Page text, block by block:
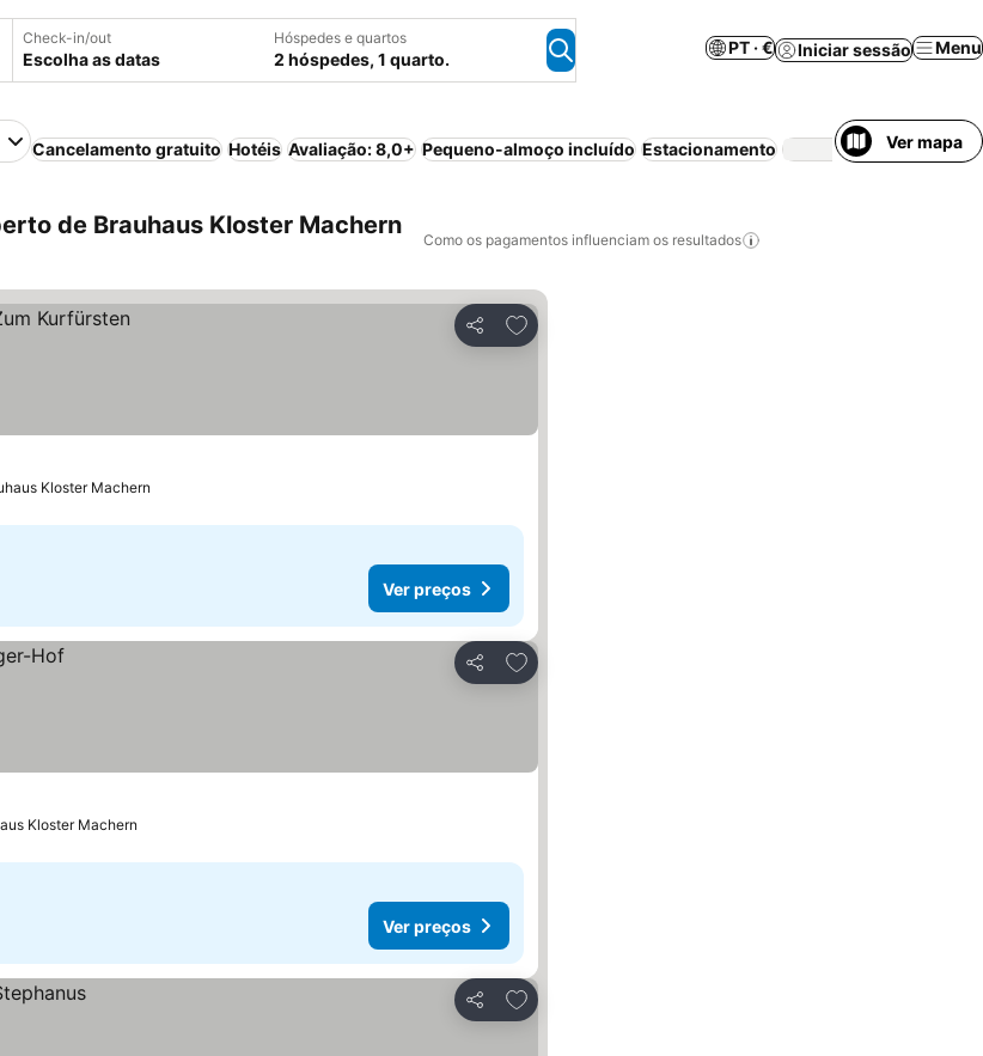
Check-in/out
Escolha as datas
Hóspedes e quartos
2 hóspedes, 1 quarto.
PT · € Iniciar sessão Menu
Cancelamento gratuito Hotéis Avaliação: 8,0+ Pequeno-almoço incluído Estacionamento Ar
Ver mapa
de Brauhaus Kloster Machern
Como os pagamentos influenciam os resultados
Partilhar
Adicionar aos favoritos
Kloster Machern
Ver preços
Partilhar
Adicionar aos favoritos
Kloster Machern
Ver preços
Partilhar
Adicionar aos favoritos